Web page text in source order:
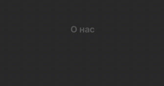
О нас